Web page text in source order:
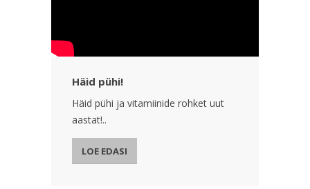
Häid pühi!
Häid pühi ja vitamiinide rohket uut
aastat!..
LOE EDASI